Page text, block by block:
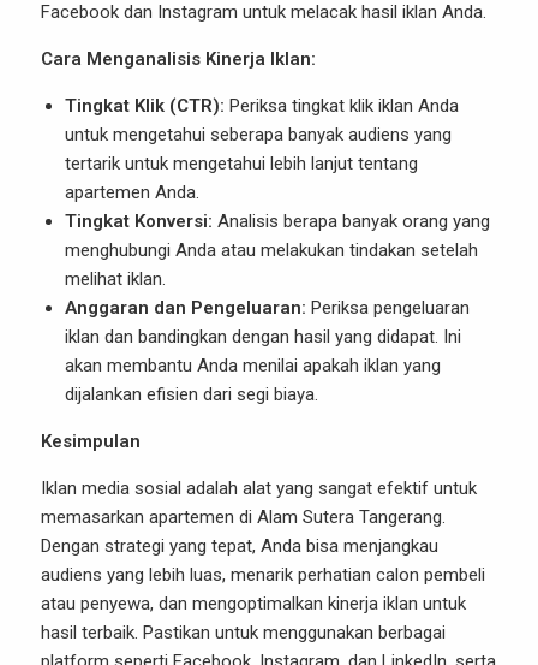
Facebook dan Instagram untuk melacak hasil iklan Anda.
Cara Menganalisis Kinerja Iklan:
Tingkat Klik (CTR): Periksa tingkat klik iklan Anda
untuk mengetahui seberapa banyak audiens yang
tertarik untuk mengetahui lebih lanjut tentang
apartemen Anda.
Tingkat Konversi: Analisis berapa banyak orang yang
menghubungi Anda atau melakukan tindakan setelah
melihat iklan.
Anggaran dan Pengeluaran: Periksa pengeluaran
iklan dan bandingkan dengan hasil yang didapat. Ini
akan membantu Anda menilai apakah iklan yang
dijalankan efisien dari segi biaya.
Kesimpulan
Iklan media sosial adalah alat yang sangat efektif untuk
memasarkan apartemen di Alam Sutera Tangerang.
Dengan strategi yang tepat, Anda bisa menjangkau
audiens yang lebih luas, menarik perhatian calon pembeli
atau penyewa, dan mengoptimalkan kinerja iklan untuk
hasil terbaik. Pastikan untuk menggunakan berbagai